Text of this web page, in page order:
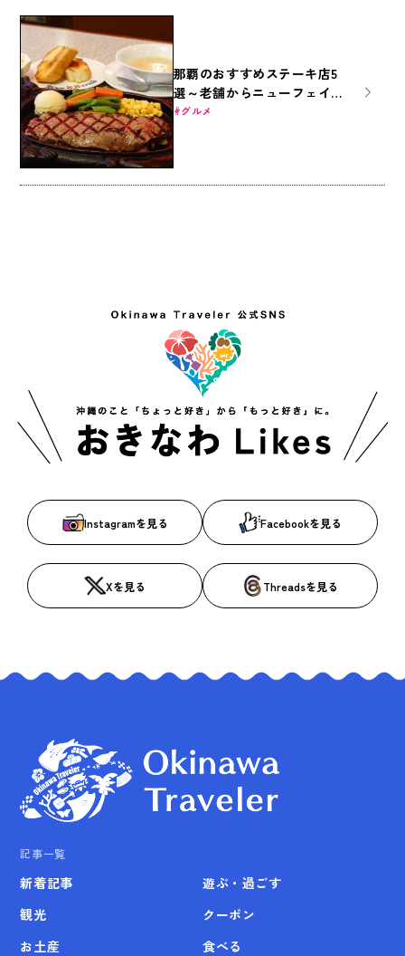
那覇のおすすめステーキ店5
選～老舗からニューフェイス
まで～
グルメ
Instagramを見る Facebookを見る
Xを見る Threadsを見る
記事一覧
新着記事
観光
お土産
遊ぶ・過ごす
クーポン
食べる